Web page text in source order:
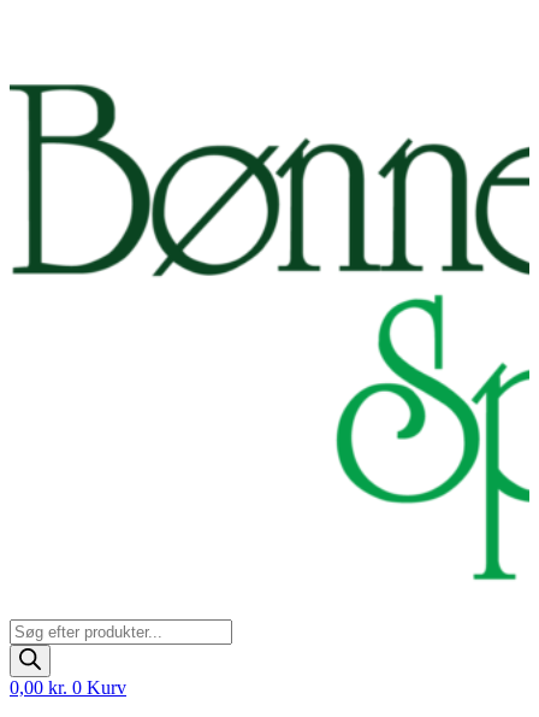
Products
search
0,00 kr. 0 Kurv